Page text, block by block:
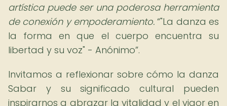
artística puede ser una poderosa herramienta
de conexión y empoderamiento. "La danza es
la forma en que el cuerpo encuentra su
libertad y su voz" - Anónimo .
Invitamos a reflexionar sobre cómo la danza
Sabar y su significado cultural pueden
inspirarnos a abrazar la vitalidad y el vigor en